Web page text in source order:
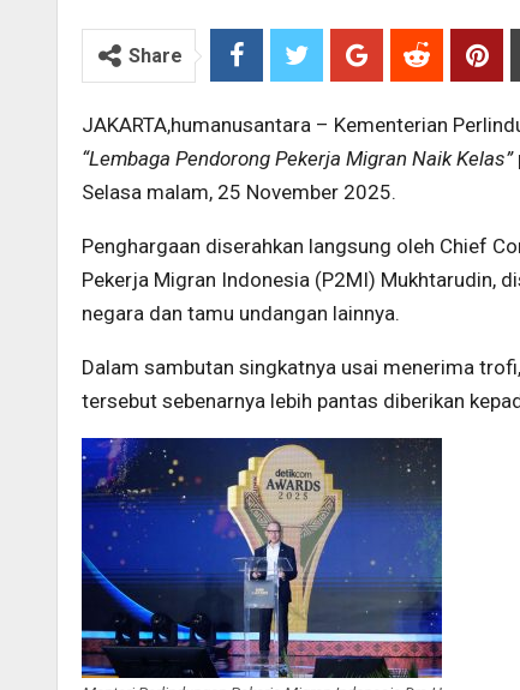
Share
JAKARTA,humanusantara – Kementerian
“Lembaga Pendorong Pekerja Migran Naik Kelas”
Selasa malam, 25 November 2025.
Penghargaan diserahkan langsung oleh Chief
Pekerja Migran Indonesia (P2MI) Mukhtarudin,
negara dan tamu undangan lainnya.
Dalam sambutan singkatnya usai menerima
tersebut sebenarnya lebih pantas diberikan